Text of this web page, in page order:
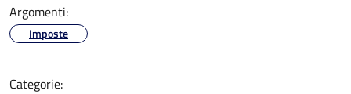
Argomenti:
Imposte
Categorie: